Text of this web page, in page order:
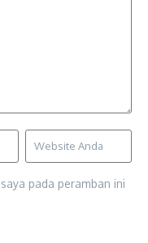
pada peramban ini